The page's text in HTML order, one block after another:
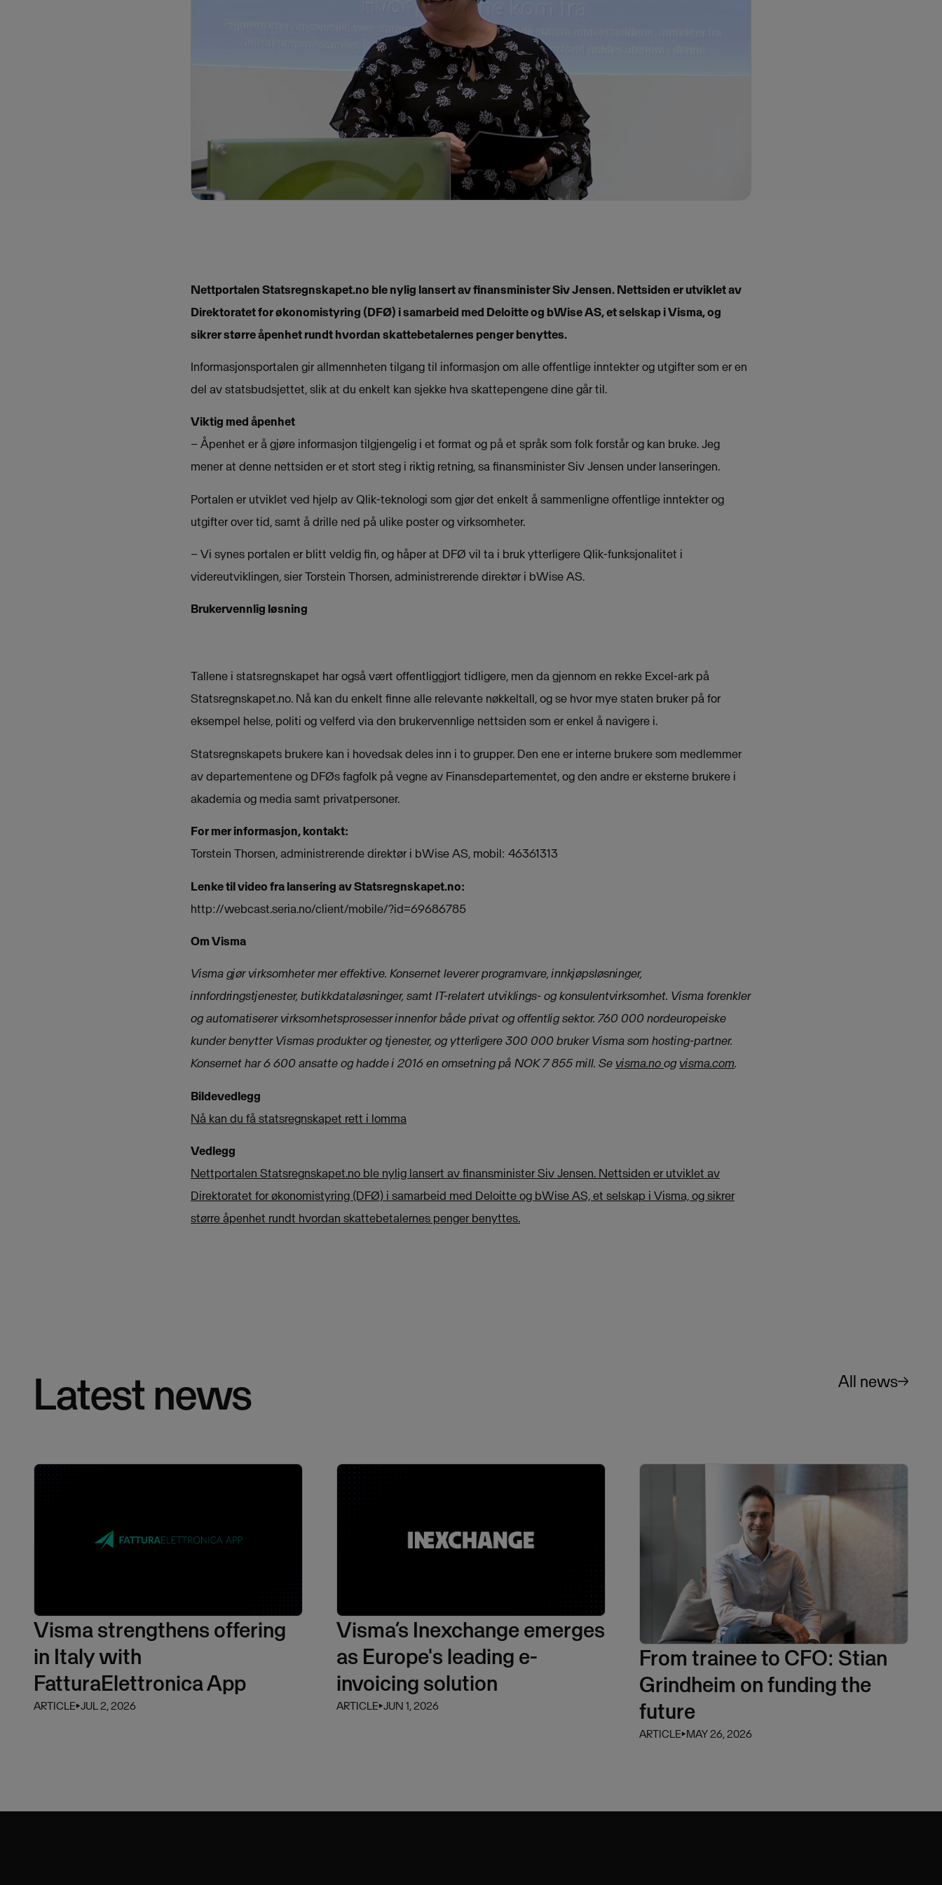
Nettportalen Statsregnskapet.no ble nylig lansert av finansminister Siv Jensen. Nettsiden er utviklet av
Direktoratet for økonomistyring (DFØ) i samarbeid med Deloitte og bWise AS, et selskap i Visma, og
sikrer større åpenhet rundt hvordan skattebetalernes penger benyttes.
Informasjonsportalen gir allmennheten tilgang til informasjon om alle offentlige inntekter og utgifter som er en
del av statsbudsjettet, slik at du enkelt kan sjekke hva skattepengene dine går til.
Viktig med åpenhet
– Åpenhet er å gjøre informasjon tilgjengelig i et format og på et språk som folk forstår og kan bruke. Jeg
mener at denne nettsiden er et stort steg i riktig retning, sa finansminister Siv Jensen under lanseringen.
Portalen er utviklet ved hjelp av Qlik-teknologi som gjør det enkelt å sammenligne offentlige inntekter og
utgifter over tid, samt å drille ned på ulike poster og virksomheter.
– Vi synes portalen er blitt veldig fin, og håper at DFØ vil ta i bruk ytterligere Qlik-funksjonalitet i
videreutviklingen, sier Torstein Thorsen, administrerende direktør i bWise AS.
Brukervennlig løsning
Tallene i statsregnskapet har også vært offentliggjort tidligere, men da gjennom en rekke Excel-ark på
Statsregnskapet.no. Nå kan du enkelt finne alle relevante nøkkeltall, og se hvor mye staten bruker på for
eksempel helse, politi og velferd via den brukervennlige nettsiden som er enkel å navigere i.
Statsregnskapets brukere kan i hovedsak deles inn i to grupper. Den ene er interne brukere som medlemmer
av departementene og DFØs fagfolk på vegne av Finansdepartementet, og den andre er eksterne brukere i
akademia og media samt privatpersoner.
For mer informasjon, kontakt:
Torstein Thorsen, administrerende direktør i bWise AS, mobil: 46361313
Lenke til video fra lansering av Statsregnskapet.no:
http://webcast.seria.no/client/mobile/?id=69686785
Om Visma
Visma gjør virksomheter mer effektive. Konsernet leverer programvare, innkjøpsløsninger,
innfordringstjenester, butikkdataløsninger, samt IT-relatert utviklings- og konsulentvirksomhet. Visma forenkler
og automatiserer virksomhetsprosesser innenfor både privat og offentlig sektor. 760 000 nordeuropeiske
kunder benytter Vismas produkter og tjenester, og ytterligere 300 000 bruker Visma som hosting-partner.
Konsernet har 6 600 ansatte og hadde i 2016 en omsetning på NOK 7 855 mill. Se visma.noog visma.com.
Bildevedlegg
Nå kan du få statsregnskapet rett i lomma
Vedlegg
Nettportalen Statsregnskapet.no ble nylig lansert av finansminister Siv Jensen. Nettsiden er utviklet av
Direktoratet for økonomistyring (DFØ) i samarbeid med Deloitte og bWise AS, et selskap i Visma, og sikrer
større åpenhet rundt hvordan skattebetalernes penger benyttes.
Latest news All news
Visma strengthens offering
in Italy with
FatturaElettronica App
ARTICLE⏵JUL 2, 2026
Visma’s Inexchange emerges
as Europe's leading e-
invoicing solution
ARTICLE⏵JUN 1, 2026
From trainee to CFO: Stian
Grindheim on funding the
future
ARTICLE⏵MAY 26, 2026